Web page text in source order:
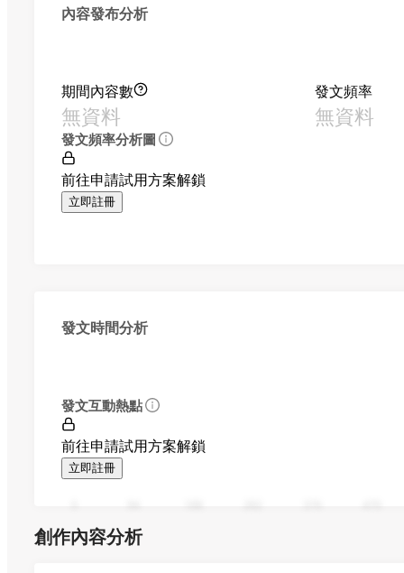
內容發布分析
期間內容數
無資料
發文頻率
無資料
發文頻率分析圖
前往申請試用方案解鎖
立即註冊
發文時間分析
發文互動熱點
前往申請試用方案解鎖
立即註冊
創作內容分析